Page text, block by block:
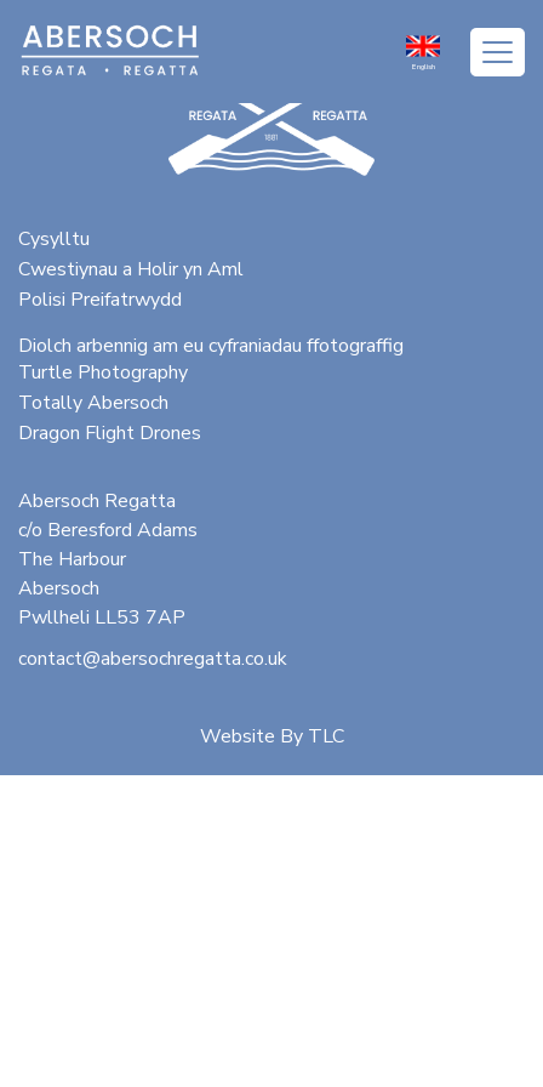
English
Cysylltu
Cwestiynau a Holir yn Aml
Polisi Preifatrwydd
Diolch arbennig am eu cyfraniadau ffotograffig
Turtle Photography
Totally Abersoch
Dragon Flight Drones
Abersoch Regatta
c/o Beresford Adams
The Harbour
Abersoch
Pwllheli LL53 7AP
contact@abersochregatta.co.uk
Website By TLC